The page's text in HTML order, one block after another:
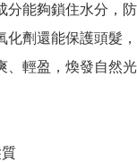
分能夠鎖住水分，
化劑還能保護頭髮
輕盈，煥發自然光